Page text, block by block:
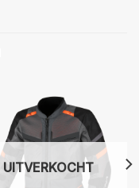
UITVERKOCHT